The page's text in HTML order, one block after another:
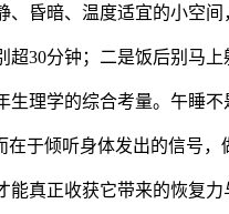
昏暗、温度适宜的小空
30分钟；二是饭后别马
理学的综合考量。午睡
于倾听身体发出的信号，
真正收获它带来的恢复力